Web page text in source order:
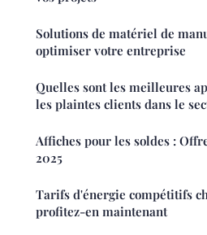
Solutions de matériel de
optimiser votre entreprise
Quelles sont les meilleures
les plaintes clients dans le
Affiches pour les soldes :
2025
Tarifs d'énergie compétitifs
profitez-en maintenant